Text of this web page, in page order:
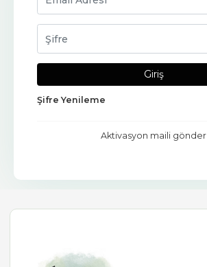
Şifre Yenileme
Aktivasyon maili gönder